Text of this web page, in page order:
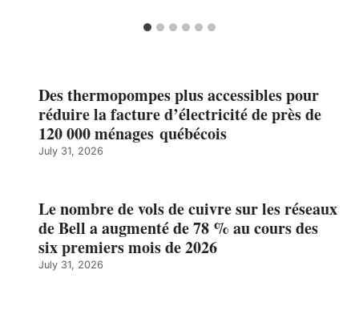
Des thermopompes plus accessibles pour
réduire la facture d’électricité de près de
120 000 ménages québécois
July 31, 2026
Le nombre de vols de cuivre sur les réseaux
de Bell a augmenté de 78 % au cours des
six premiers mois de 2026
July 31, 2026